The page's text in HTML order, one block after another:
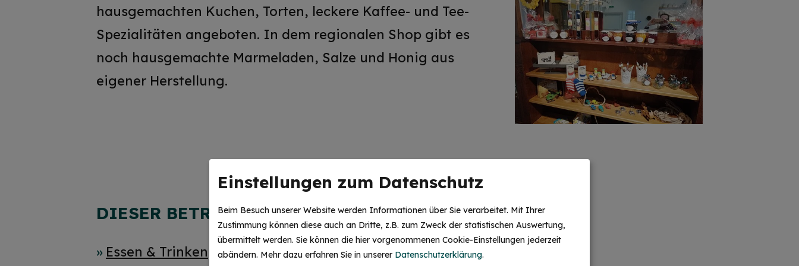
hausgemachten Kuchen, Torten, leckere Kaffee- und Tee-
Spezialitäten angeboten. In dem regionalen Shop gibt es
noch hausgemachte Marmeladen, Salze und Honig aus
eigener Herstellung.
DIESER BETRIEB AUCH HIER
Essen & Trinken
HINWEIS
Christkind & Engel gesucht!
Einstellungen zum Datenschutz
Beim Besuch unserer Website werden Informationen über Sie verarbeitet. Mit Ihrer
Zustimmung können diese auch an Dritte, z.B. zum Zweck der statistischen Auswertung,
übermittelt werden. Sie können die hier vorgenommenen Cookie-Einstellungen jederzeit
abändern. Mehr dazu erfahren Sie in unserer Datenschutzerklärung.